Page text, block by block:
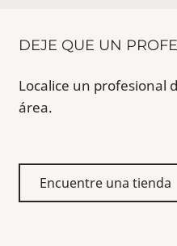
DEJE QUE UN
Localice un profesional
área.
Encuentre una tienda